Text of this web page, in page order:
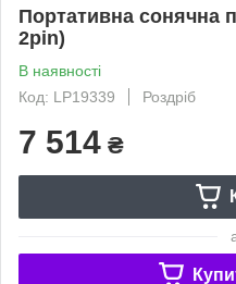
Портативна сонячна
2pin)
В наявності
Код: LP19339
Роздріб
7 514 ₴